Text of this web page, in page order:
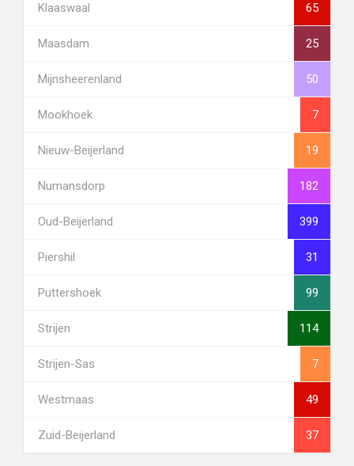
Klaaswaal 65
Maasdam 25
Mijnsheerenland 50
Mookhoek 7
Nieuw-Beijerland 19
Numansdorp 182
Oud-Beijerland 399
Piershil 31
Puttershoek 99
Strijen 114
Strijen-Sas 7
Westmaas 49
Zuid-Beijerland 37